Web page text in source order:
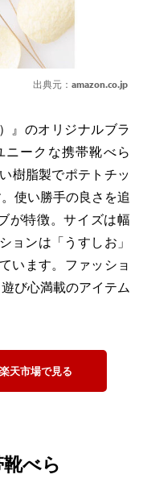
出典元： amazon.co.jp
』のオリジナルブラ
ークな携帯靴べら
樹脂製でポテトチッ
使い勝手の良さを追
が特徴。サイズは幅
ョンは「うすしお」
います。ファッショ
び心満載のアイテム
楽天市場で見る
べら